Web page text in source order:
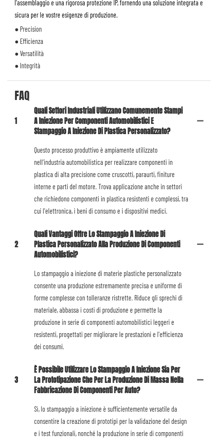
l'assemblaggio e una rigorosa protezione IP, fornendo una soluzione integrata e
sicura per le vostre esigenze di produzione.
● Precision
● Efficienza
● Versatilità
● Integrità
FAQ
1
Quali Settori Industriali Utilizzano Comunemente Stampi
A Iniezione Per Componenti Automobilistici E
Stampaggio A Iniezione Di Plastica Personalizzato?
Questo processo produttivo è ampiamente utilizzato
nell'industria automobilistica per realizzare componenti in
plastica di alta precisione come cruscotti, paraurti, finiture
interne e parti del motore. Trova applicazione anche in settori
che richiedono componenti in plastica resistenti e complessi, tra
cui l'elettronica, i beni di consumo e i dispositivi medici.
2
Quali Vantaggi Offre Lo Stampaggio A Iniezione Di
Plastica Personalizzato Alla Produzione Di Componenti
Automobilistici?
Lo stampaggio a iniezione di materie plastiche personalizzato
consente una produzione estremamente precisa e uniforme di
forme complesse con tolleranze ristrette. Riduce gli sprechi di
materiale, abbassa i costi di produzione e permette la
produzione in serie di componenti automobilistici leggeri e
resistenti, progettati per migliorare le prestazioni e l'efficienza
dei consumi.
3
È Possibile Utilizzare Lo Stampaggio A Iniezione Sia Per
La Prototipazione Che Per La Produzione Di Massa Nella
Fabbricazione Di Componenti Per Auto?
Sì, lo stampaggio a iniezione è sufficientemente versatile da
consentire la creazione di prototipi per la validazione del design
e i test funzionali, nonché la produzione in serie di componenti